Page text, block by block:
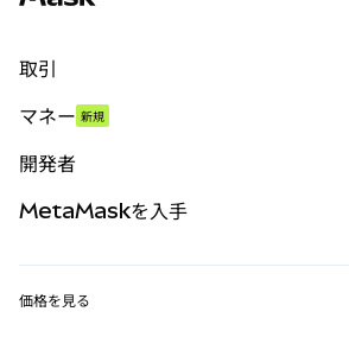
取引
パーペチュアル
RWA
マネー 新規
開発者
MetaMaskを入手
価格を見る